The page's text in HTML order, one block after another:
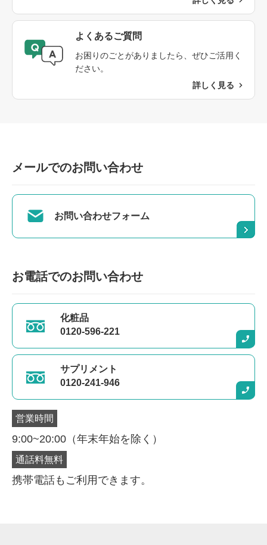
購入商品を選択してください
よくあるご質問​
お困りのごとがありましたら、ぜひご活用く
ださい。
詳しく見る
メールでのお問い合わせ
お問い合わせフォーム
お電話でのお問い合わせ
化粧品
0120-596-221
サプリメント
0120-241-946
営業時間
9:00~20:00（年末年始を除く）
通話料無料
携帯電話もご利用できます。